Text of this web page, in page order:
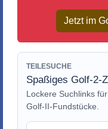
Jetzt im
TEILESUCHE
Spaßiges Golf-2-
Lockere Suchlinks
Golf-II-Fundstücke.